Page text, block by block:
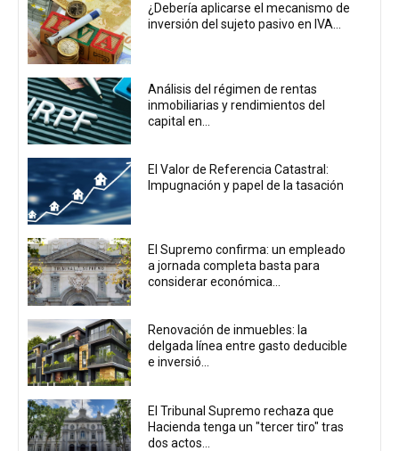
¿Debería aplicarse el mecanismo de
inversión del sujeto pasivo en IVA...
Análisis del régimen de rentas
inmobiliarias y rendimientos del
capital en...
El Valor de Referencia Catastral:
Impugnación y papel de la tasación
El Supremo confirma: un empleado
a jornada completa basta para
considerar económica...
Renovación de inmuebles: la
delgada línea entre gasto deducible
e inversió...
El Tribunal Supremo rechaza que
Hacienda tenga un "tercer tiro" tras
dos actos...